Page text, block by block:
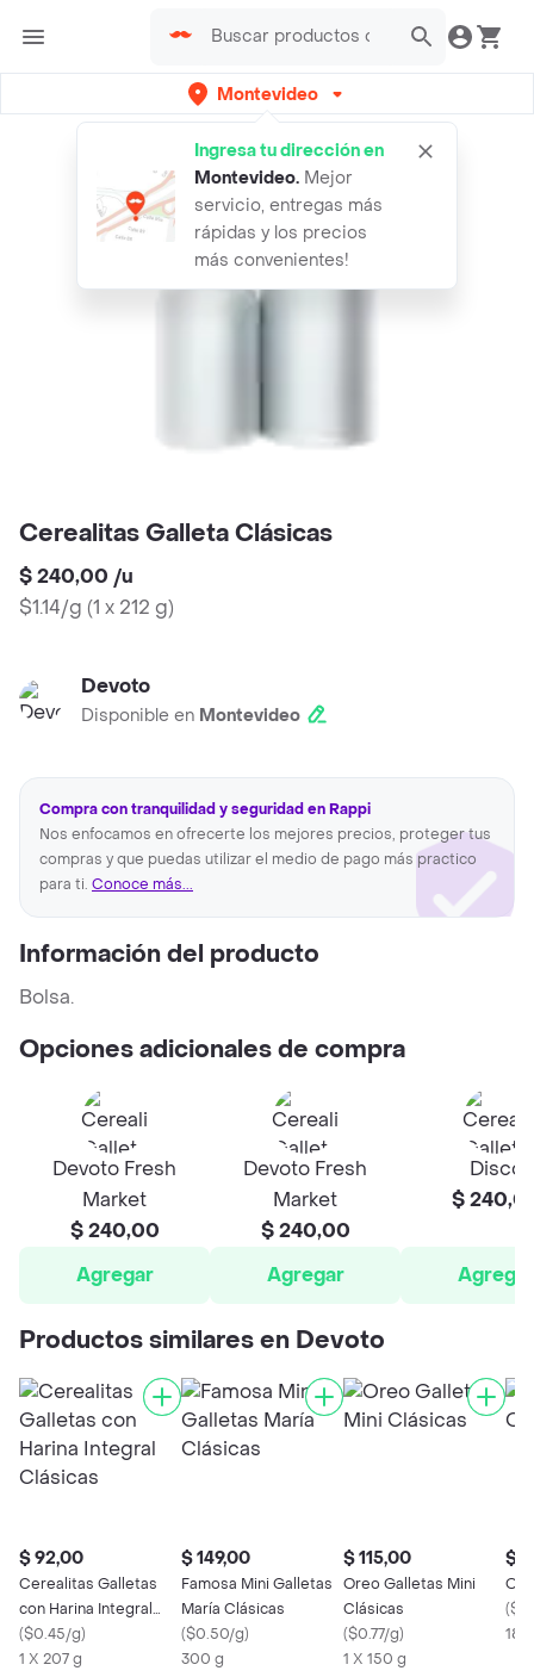
Montevideo
Ingresa tu dirección en
Montevideo. Mejor
servicio, entregas más
rápidas y los precios
más convenientes!
Cerealitas Galleta Clásicas
$ 240,00 /u
$1.14/g (1 x 212 g)
Devoto
Disponible en Montevideo
Compra con tranquilidad y seguridad en Rappi
Nos enfocamos en ofrecerte los mejores precios, proteger tus
compras y que puedas utilizar el medio de pago más practico
para ti. Conoce más...
Información del producto
Bolsa.
Opciones adicionales de compra
Devoto Fresh
Market
$ 240,00
Agregar
Devoto Fresh
Market
$ 240,00
Agregar
Disco
$
Agregar
Productos similares en Devoto
$ 92,00
Cerealitas Galletas
con Harina Integral
Clásicas
($0.45/g)
1 X 207 g
$ 149,00
Famosa Mini Galletas
María Clásicas
($0.50/g)
300 g
$ 115,00
Oreo Galletas Mini
Clásicas
($0.77/g)
1 X 150 g
$
(
182